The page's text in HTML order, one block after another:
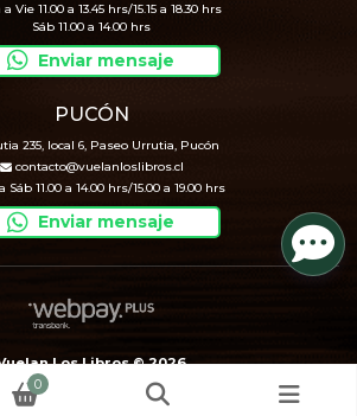
Vie 11.00 a 13.45 hrs/15.15 a 18.30 hrs
Sáb 11.00 a 14.00 hrs
Enviar mensaje
PUCÓN
235, local 6, Paseo Urrutia, Pucón
contacto@vuelanloslibros.cl
Sáb 11.00 a 14.00 hrs/15.00 a 19.00 hrs
Enviar mensaje
Los Libros © 2026
Creado por
Bsale
0